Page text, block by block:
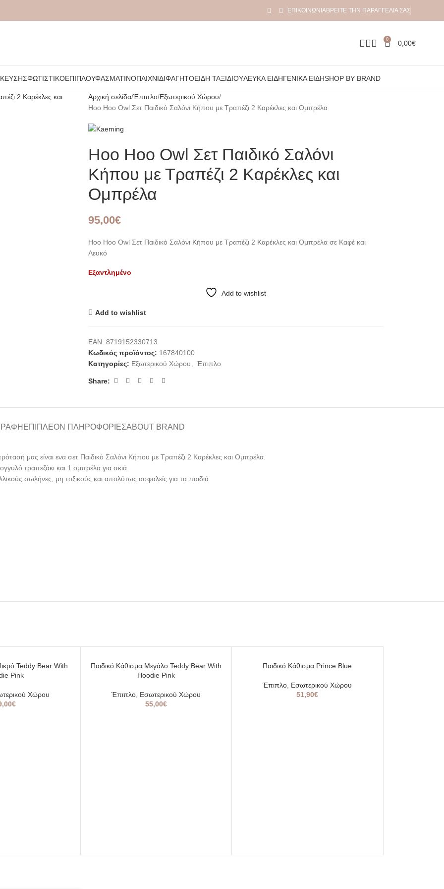
ΕΠΙΚΟΙΝΩΝΊΑΒΡΕΊΤΕ ΤΗΝ ΠΑΡΑΓΓΕΛΊΑ ΣΑΣ
0 0,00€
ΦΩΤΙΣΤΙΚΌΈΠΙΠΛΟΥΦΑΣΜΆΤΙΝΟΠΑΙΧΝΊΔΙΦΑΓΗΤΌΕΊΔΗ ΤΑΞΙΔΙΟΎΛΕΥΚΆ ΕΊΔΗΓΕΝΙΚΆ ΕΊΔΗSHOP BY BRAND
Αρχική σελίδα Έπιπλο Εξωτερικού Χώρου
Hoo Hoo Owl Σετ Παιδικό Σαλόνι Κήπου με Τραπέζι 2 Καρέκλες και Ομπρέλα
Hoo Hoo Owl Σετ Παιδικό Σαλόνι
Κήπου με Τραπέζι 2 Καρέκλες και
Ομπρέλα
95,00€
Hoo Hoo Owl Σετ Παιδικό Σαλόνι Κήπου με Τραπέζι 2 Καρέκλες και Ομπρέλα σε Καφέ και
Λευκό
Εξαντλημένο
Add to wishlist
Add to wishlist
EAN: 8719152330713
Κωδικός προϊόντος: 167840100
Κατηγορίες: Εξωτερικού Χώρου , Έπιπλο
Share:
ΕΠΙΠΛΈΟΝ ΠΛΗΡΟΦΟΡΊΕΣABOUT BRAND
μας είναι ενα σετ Παιδικό Σαλόνι Κήπου με Τραπέζι 2 Καρέκλες και Ομπρέλα.
τραπεζάκι και 1 ομπρέλα για σκιά.
σωλήνες, μη τοξικούς και απολύτως ασφαλείς για τα παιδιά.
Teddy Bear With
Pink
Χώρου
€
SOLD
Παιδικό Κάθισμα Μεγάλο Teddy Bear With
Hoodie Pink
Έπιπλο, Εσωτερικού Χώρου
55,00€
Παιδικό Κάθισμα Prince Blue
Έπιπλο, Εσωτερικού Χώρου
51,90€